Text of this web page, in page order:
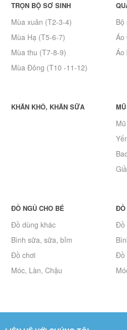
TRỌN BỘ SƠ SINH
Mùa xuân (T2-3-4)
Mùa Hạ (T5-6-7)
Mùa thu (T7-8-9)
Mùa Đông (T10 -11-12)
Bộ
Áo
Áo
KHĂN KHÔ, KHĂN SỮA
Mũ
ĐỒ NGỦ CHO BÉ
Đồ dùng khác
Bình sữa, sữa, bỉm
Đồ chơi
Móc, Làn, Chậu
ĐỒ
Đồ
Đồ